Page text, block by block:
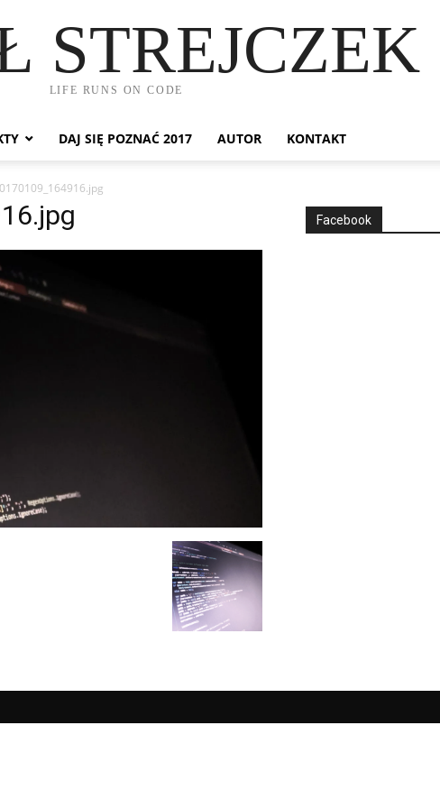
STREJCZEK
LIFE RUNS ON CODE
DAJ SIĘ POZNAĆ 2017 AUTOR KONTAKT
Facebook